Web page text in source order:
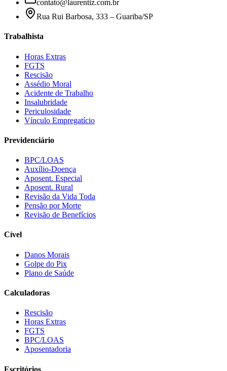
contato@laurentiz.com.br
Rua Rui Barbosa, 333 – Guariba/SP
Trabalhista
Horas Extras
FGTS
Rescisão
Assédio Moral
Acidente de Trabalho
Insalubridade
Periculosidade
Vínculo Empregatício
Previdenciário
BPC/LOAS
Auxílio-Doença
Aposent. Especial
Aposent. Rural
Revisão da Vida Toda
Pensão por Morte
Revisão de Benefícios
Cível
Danos Morais
Golpe do Pix
Plano de Saúde
Calculadoras
Rescisão
Horas Extras
FGTS
BPC/LOAS
Aposentadoria
Escritórios